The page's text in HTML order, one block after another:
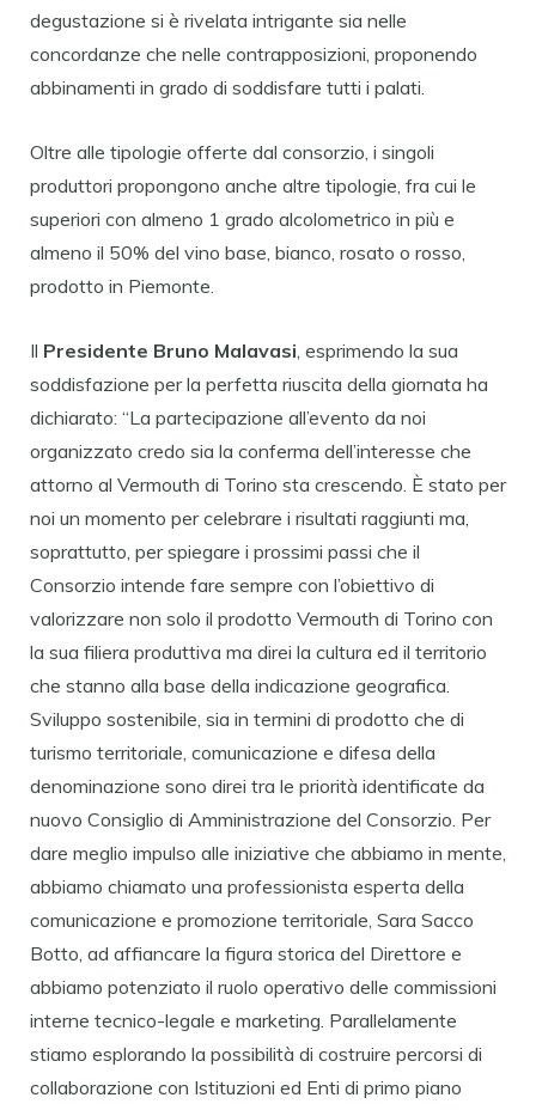
degustazione si è rivelata intrigante sia nelle
concordanze che nelle contrapposizioni, proponendo
abbinamenti in grado di soddisfare tutti i palati.
Oltre alle tipologie offerte dal consorzio, i singoli
produttori propongono anche altre tipologie, fra cui le
superiori con almeno 1 grado alcolometrico in più e
almeno il 50% del vino base, bianco, rosato o rosso,
prodotto in Piemonte.
Il Presidente Bruno Malavasi , esprimendo la sua
soddisfazione per la perfetta riuscita della giornata ha
dichiarato: “La partecipazione all’evento da noi
organizzato credo sia la conferma dell’interesse che
attorno al Vermouth di Torino sta crescendo. È stato per
noi un momento per celebrare i risultati raggiunti ma,
soprattutto, per spiegare i prossimi passi che il
Consorzio intende fare sempre con l’obiettivo di
valorizzare non solo il prodotto Vermouth di Torino con
la sua filiera produttiva ma direi la cultura ed il territorio
che stanno alla base della indicazione geografica.
Sviluppo sostenibile, sia in termini di prodotto che di
turismo territoriale, comunicazione e difesa della
denominazione sono direi tra le priorità identificate da
nuovo Consiglio di Amministrazione del Consorzio. Per
dare meglio impulso alle iniziative che abbiamo in mente,
abbiamo chiamato una professionista esperta della
comunicazione e promozione territoriale, Sara Sacco
Botto, ad affiancare la figura storica del Direttore e
abbiamo potenziato il ruolo operativo delle commissioni
interne tecnico-legale e marketing. Parallelamente
stiamo esplorando la possibilità di costruire percorsi di
collaborazione con Istituzioni ed Enti di primo piano